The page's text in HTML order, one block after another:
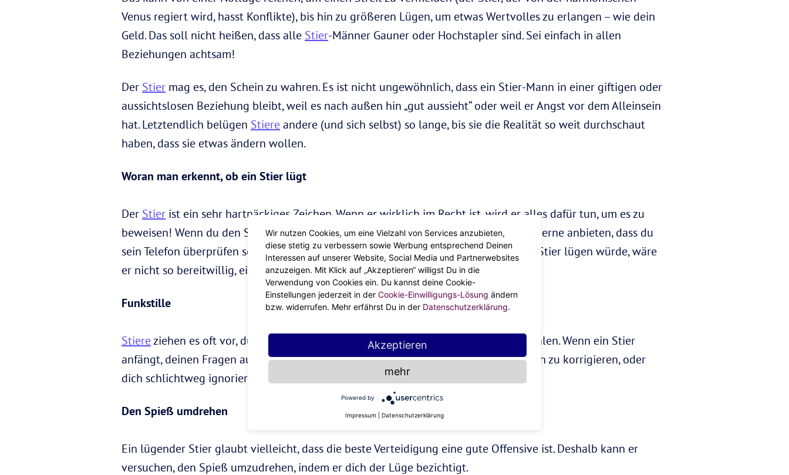
Venus regiert wird, hasst Konflikte), bis hin zu größeren Lügen, um etwas Wertvolles zu erlangen – wie dein
Geld. Das soll nicht heißen, dass alle Stier-Männer Gauner oder Hochstapler sind. Sei einfach in allen
Beziehungen achtsam!
Der Stier mag es, den Schein zu wahren. Es ist nicht ungewöhnlich, dass ein Stier-Mann in einer giftigen oder
aussichtslosen Beziehung bleibt, weil es nach außen hin „gut aussieht“ oder weil er Angst vor dem Alleinsein
hat. Letztendlich belügen Stiere andere (und sich selbst) so lange, bis sie die Realität so weit durchschaut
haben, dass sie etwas ändern wollen.
Woran man erkennt, ob ein Stier lügt
Der Stier ist ein sehr hartnäckiges Zeichen. Wenn er wirklich im Recht ist, wird er alles dafür tun, um es zu
beweisen! Wenn du den Stier zum Beispiel beschuldigst, fremdzugehen, wird er dir gerne anbieten, dass du
sein Telefon überprüfen sollst. Dadurch kann er seine Unschuld beweisen. Wenn ein Stier lügen würde, wäre
er nicht so bereitwillig, einen solchen Beweis anzubieten.
Funkstille
Stiereziehen es oft vor, durch Auslassung zu lügen, anstatt eine glatte Lüge zu erzählen. Wenn ein Stier
anfängt, deinen Fragen auszuweichen, schnell das Thema wechselt, sich weigert, dich zu korrigieren, oder
dich schlichtweg ignoriert, dann ist etwas im Busch.
Den Spieß umdrehen
Ein lügender Stier glaubt vielleicht, dass die beste Verteidigung eine gute Offensive ist. Deshalb kann er
versuchen, den Spieß umzudrehen, indem er dich der Lüge bezichtigt.
Wir nutzen Cookies, um eine Vielzahl von Services anzubieten,
diese stetig zu verbessern sowie Werbung entsprechend Deinen
Interessen auf unserer Website, Social Media und Partnerwebsites
anzuzeigen. Mit Klick auf „Akzeptieren“ willigst Du in die
Verwendung von Cookies ein. Du kannst deine Cookie-
Einstellungen jederzeit in der Cookie-Einwilligungs-Lösung ändern
bzw. widerrufen. Mehr erfährst Du in der Datenschutzerklärung.
Akzeptieren
mehr
Powered by
Impressum Datenschutzerklärung